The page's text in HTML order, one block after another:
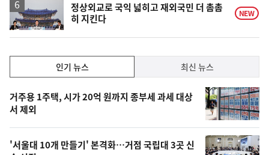
정상외교로 국익 넓히고 재외국민 더 촘촘
히 지킨다
NEW
기,
최
신,
오
인기 뉴스 최신 뉴스
기
뉴
스
거주용 1주택, 시가 20억 원까지 종부세 과세 대상
서 제외
'서울대 10개 만들기' 본격화…거점 국립대 3곳 신